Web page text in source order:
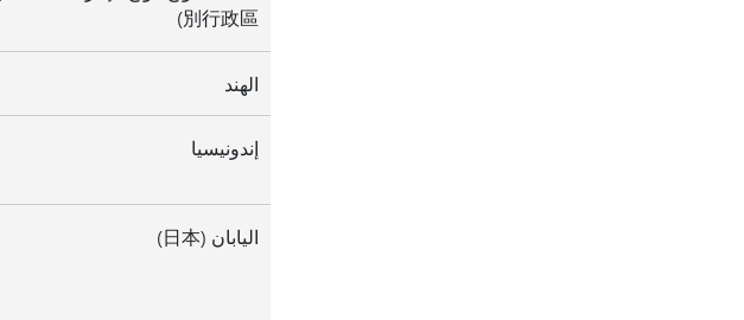
別行政區)
الهند
إندونيسيا
اليابان (日本)